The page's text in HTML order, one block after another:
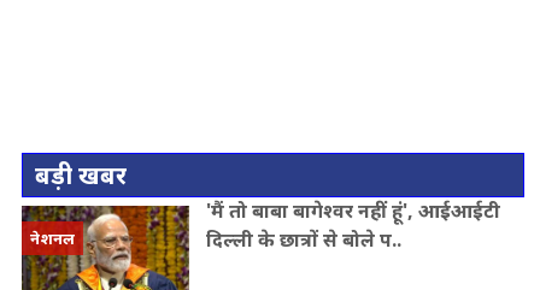
बड़ी खबर
नेशनल
'मैं तो बाबा बागेश्वर नहीं हूं', आईआईटी
दिल्ली के छात्रों से बोले प..